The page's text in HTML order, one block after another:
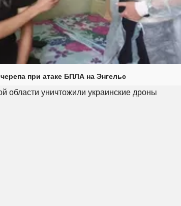
при атаке БПЛА на Энгельс